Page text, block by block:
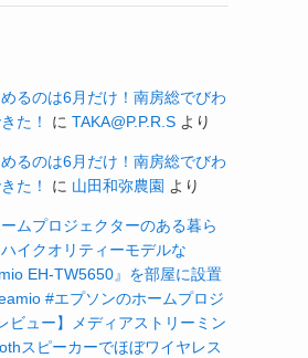
めるのは6月だけ！南房総でびわ
た！
に TAKA@P.P.R.S より
めるのは6月だけ！南房総でびわ
た！
に 山田和弥農園 より
ームプロジェクターのある暮ら
イクオリティーモデルな
EH-TW5650』を部屋に設置
#エプソンのホームプロジ
ビュー】メディアストリーミン
スピーカーでほぼワイヤレス